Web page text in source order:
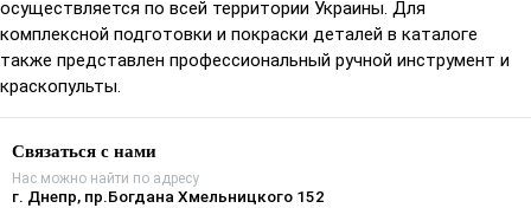
осуществляется по всей территории Украины. Для
комплексной подготовки и покраски деталей в каталоге
также представлен профессиональный ручной инструмент и
краскопульты.
Связаться с нами
Нас можно найти по адресу
г. Днепр, пр.Богдана Хмельницкого 152